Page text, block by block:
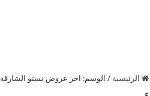
الرئيسية / الوسم: اخر عروض نستو الشارقة